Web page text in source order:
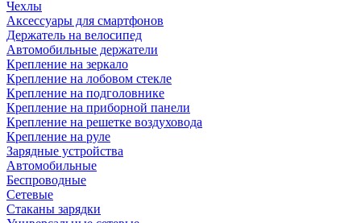
Чехлы
Аксессуары для смартфонов
Держатель на велосипед
Автомобильные держатели
Крепление на зеркало
Крепление на лобовом стекле
Крепление на подголовнике
Крепление на приборной панели
Крепление на решетке воздуховода
Крепление на руле
Зарядные устройства
Автомобильные
Беспроводные
Сетевые
Стаканы зарядки